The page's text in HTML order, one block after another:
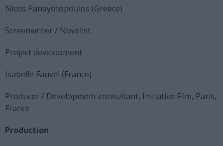
Nicos Panayotopoulos (Greece)
Screenwriter / Novelist
Project development
Isabelle Fauvel (France)
Producer / Development consultant, Initiative Film, Paris,
France
Production